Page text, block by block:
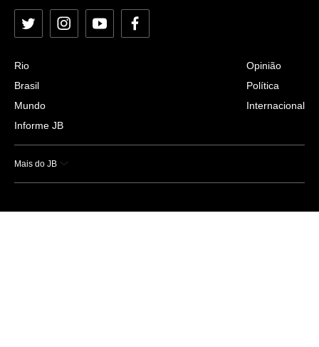
Twitter InstagramYouTubeFacebook
Rio
Brasil
Mundo
Informe JB
Opinião
Política
Internacional
Mais do JB
Esportes